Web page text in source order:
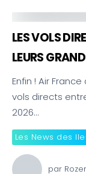
LES VOLS
LEURS
Les News des
Enfin ! Air
vols directs
2026…
par